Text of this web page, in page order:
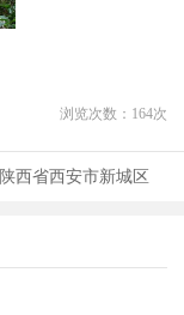
浏览次数： 164次
陕西省西安市新城区